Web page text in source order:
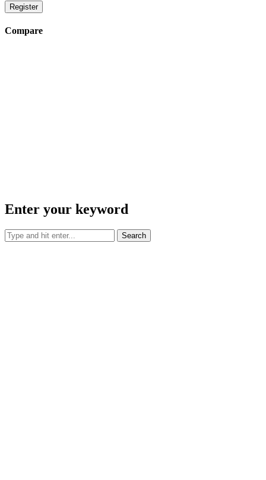
Register
Compare
Enter your keyword
Search